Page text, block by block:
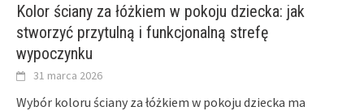
Kolor ściany za łóżkiem w pokoju dziecka: jak
stworzyć przytulną i funkcjonalną strefę
wypoczynku
31 marca 2026
Wybór koloru ściany za łóżkiem w pokoju dziecka ma